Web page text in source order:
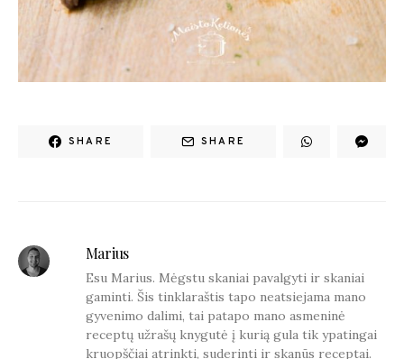
SHARE SHARE
Marius
Esu Marius. Mėgstu skaniai pavalgyti ir skaniai
gaminti. Šis tinklaraštis tapo neatsiejama mano
gyvenimo dalimi, tai patapo mano asmeninė
receptų užrašų knygutė į kurią gula tik ypatingai
kruopščiai atrinkti, suderinti ir skanūs receptai.